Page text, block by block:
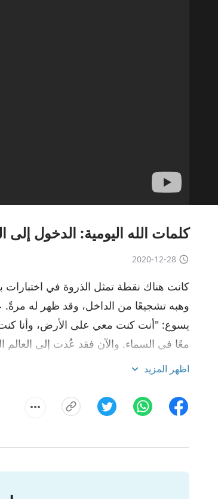
كلمات الله اليومية: الدخول إلى
2020-12-28
كانت هناك نقطة تمثل الذروة في
وهبه تشجيعًا من الداخل، وقد ظهر له مرةً.
يسوع: "أنت كنت معي على الأرض، وأنا
معًا في السماء. والآن فقد عُدت إلى
أنّك أنت أيضًا لست من الأرض، إلا أنه لا
هذه الحالة من الضيق حتى أصبح طريح
أستطيع أن أُرضي الله". فظهر له يسوع،
هل نسيت شيئًا آخر أخبرتك عنه؟ كما قلت
اظهر المزيد